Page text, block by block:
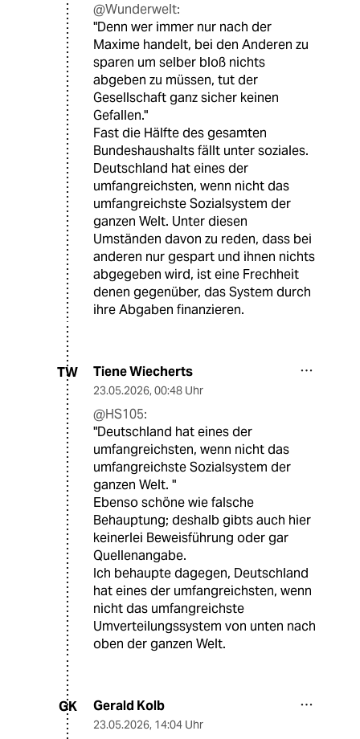
@Wunderwelt:
"Denn wer immer nur nach der
Maxime handelt, bei den Anderen zu
sparen um selber bloß nichts
abgeben zu müssen, tut der
Gesellschaft ganz sicher keinen
Gefallen."
Fast die Hälfte des gesamten
Bundeshaushalts fällt unter soziales.
Deutschland hat eines der
umfangreichsten, wenn nicht das
umfangreichste Sozialsystem der
ganzen Welt. Unter diesen
Umständen davon zu reden, dass bei
anderen nur gespart und ihnen nichts
abgegeben wird, ist eine Frechheit
denen gegenüber, das System durch
ihre Abgaben finanzieren.
TW Tiene Wiecherts
23.05.2026, 00:48 Uhr
@HS105:
"Deutschland hat eines der
umfangreichsten, wenn nicht das
umfangreichste Sozialsystem der
ganzen Welt. "
Ebenso schöne wie falsche
Behauptung; deshalb gibts auch hier
keinerlei Beweisführung oder gar
Quellenangabe.
Ich behaupte dagegen, Deutschland
hat eines der umfangreichsten, wenn
nicht das umfangreichste
Umverteilungssystem von unten nach
oben der ganzen Welt.
GK Gerald Kolb
23.05.2026, 14:04 Uhr